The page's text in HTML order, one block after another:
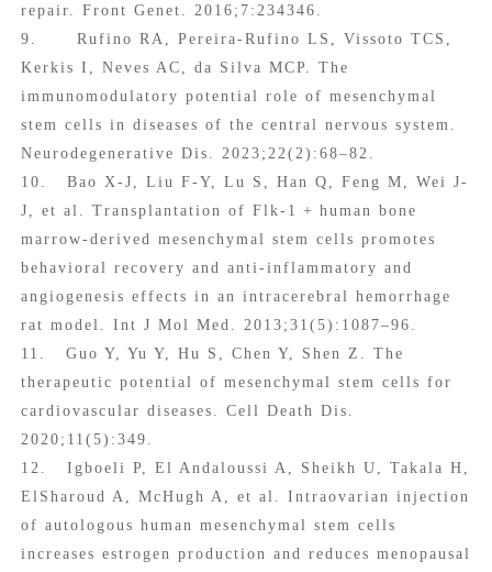
repair. Front Genet. 2016;7:234346.
9. Rufino RA, Pereira-Rufino LS, Vissoto TCS,
Kerkis I, Neves AC, da Silva MCP. The
immunomodulatory potential role of mesenchymal
stem cells in diseases of the central nervous system.
Neurodegenerative Dis. 2023;22(2):68–82.
10. Bao X-J, Liu F-Y, Lu S, Han Q, Feng M, Wei J-
J, et al. Transplantation of Flk-1 + human bone
marrow-derived mesenchymal stem cells promotes
behavioral recovery and anti-inflammatory and
angiogenesis effects in an intracerebral hemorrhage
rat model. Int J Mol Med. 2013;31(5):1087–96.
11. Guo Y, Yu Y, Hu S, Chen Y, Shen Z. The
therapeutic potential of mesenchymal stem cells for
cardiovascular diseases. Cell Death Dis.
2020;11(5):349.
12. Igboeli P, El Andaloussi A, Sheikh U, Takala H,
ElSharoud A, McHugh A, et al. Intraovarian injection
of autologous human mesenchymal stem cells
increases estrogen production and reduces menopausal